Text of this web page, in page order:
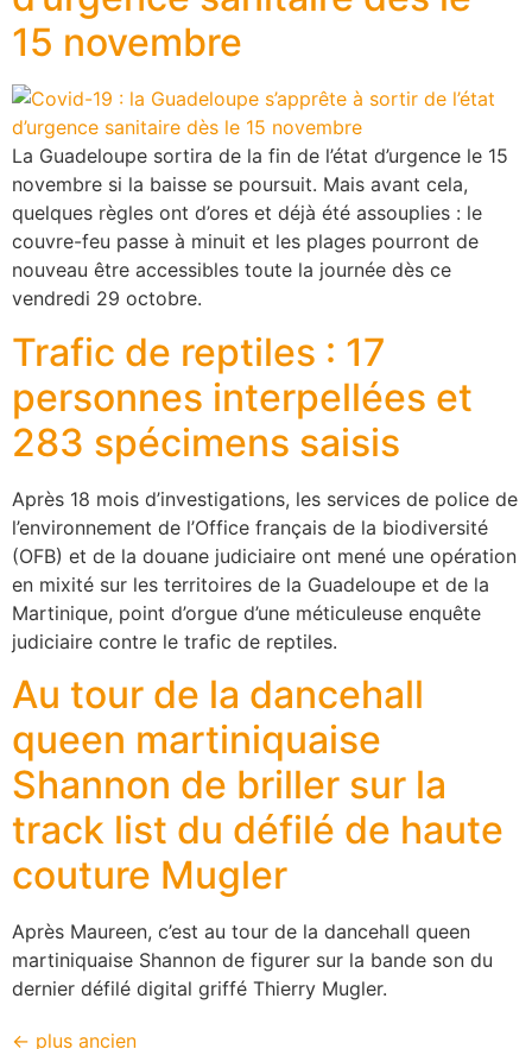
15 novembre
La Guadeloupe sortira de la fin de l’état d’urgence le 15
novembre si la baisse se poursuit. Mais avant cela,
quelques règles ont d’ores et déjà été assouplies : le
couvre-feu passe à minuit et les plages pourront de
nouveau être accessibles toute la journée dès ce
vendredi 29 octobre.
Trafic de reptiles : 17
personnes interpellées et
283 spécimens saisis
Après 18 mois d’investigations, les services de police de
l’environnement de l’Office français de la biodiversité
(OFB) et de la douane judiciaire ont mené une opération
en mixité sur les territoires de la Guadeloupe et de la
Martinique, point d’orgue d’une méticuleuse enquête
judiciaire contre le trafic de reptiles.
Au tour de la dancehall
queen martiniquaise
Shannon de briller sur la
track list du défilé de haute
couture Mugler
Après Maureen, c’est au tour de la dancehall queen
martiniquaise Shannon de figurer sur la bande son du
dernier défilé digital griffé Thierry Mugler.
← plus ancien